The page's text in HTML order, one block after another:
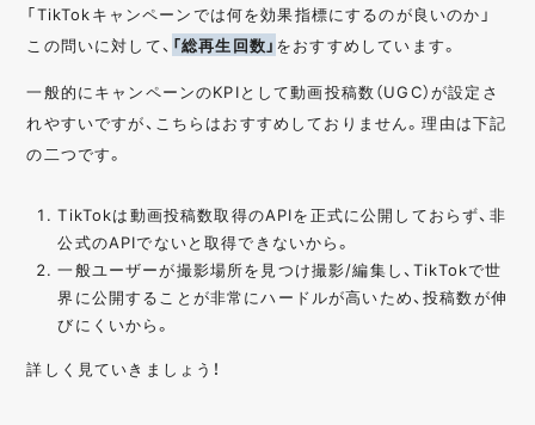
「TikTokキャンペーンでは何を効果指標にするのが良いのか」
この問いに対して、 「総再生回数」 をおすすめしています。
一般的にキャンペーンのKPIとして動画投稿数（UGC）が設定さ
れやすいですが、こちらはおすすめしておりません。理由は下記
の二つです。
TikTokは動画投稿数取得のAPIを正式に公開しておらず、非
公式のAPIでないと取得できないから。
一般ユーザーが撮影場所を見つけ撮影/編集し、TikTokで世
界に公開することが非常にハードルが高いため、投稿数が伸
びにくいから。
詳しく見ていきましょう！